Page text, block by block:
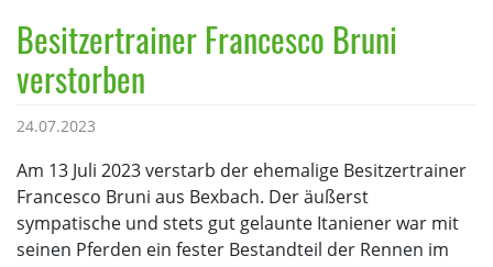
Besitzertrainer Francesco Bruni
verstorben
24.07.2023
Am 13 Juli 2023 verstarb der ehemalige Besitzertrainer
Francesco Bruni aus Bexbach. Der äußerst
sympatische und stets gut gelaunte Itaniener war mit
seinen Pferden ein fester Bestandteil der Rennen im